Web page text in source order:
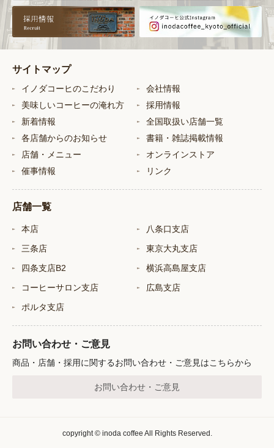
サイトマップ
イノダコーヒのこだわり
美味しいコーヒーの淹れ方
新着情報
各店舗からのお知らせ
店舗・メニュー
催事情報
会社情報
採用情報
全国取扱い店舗一覧
書籍・雑誌掲載情報
オンラインストア
リンク
店舗一覧
本店
三条店
四条支店B2
コーヒーサロン支店
ポルタ支店
八条口支店
東京大丸支店
横浜高島屋支店
広島支店
お問い合わせ・ご意見
商品・店舗・採用に関するお問い合わせ・ご意見はこちらから
お問い合わせ・ご意見
copyright © inoda coffee All Rights Reserved.